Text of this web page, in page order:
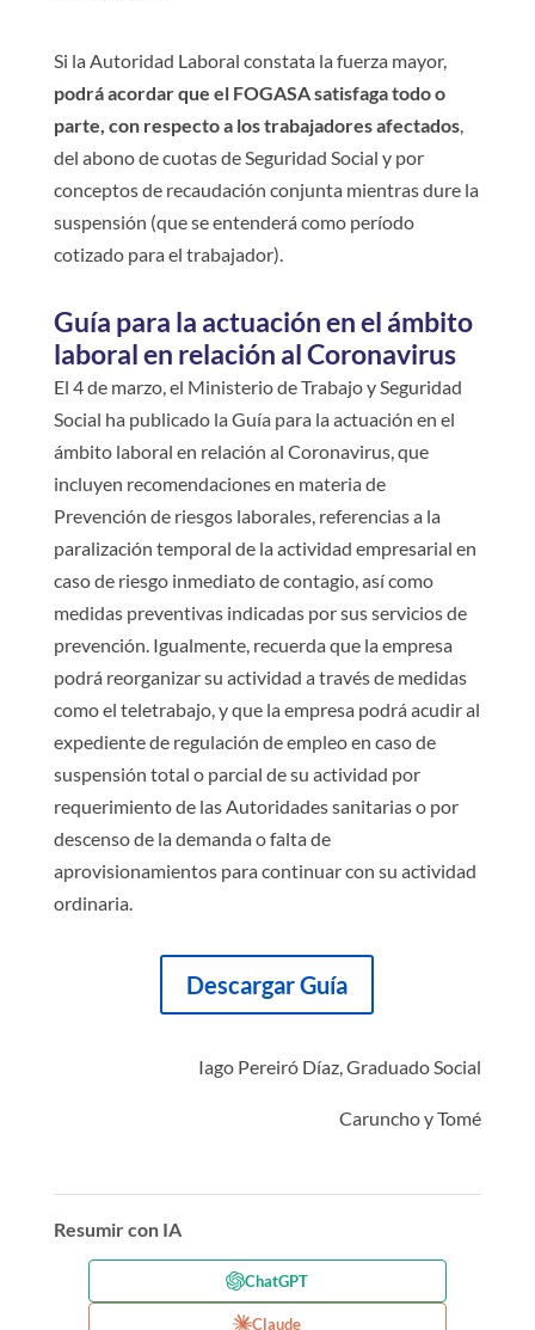
Si la Autoridad Laboral constata la fuerza mayor,
podrá acordar que el FOGASA satisfaga todo o
parte, con respecto a los trabajadores afectados,
del abono de cuotas de Seguridad Social y por
conceptos de recaudación conjunta mientras dure la
suspensión (que se entenderá como período
cotizado para el trabajador).
Guía para la actuación en el ámbito
laboral en relación al Coronavirus
El 4 de marzo, el Ministerio de Trabajo y Seguridad
Social ha publicado la Guía para la actuación en el
ámbito laboral en relación al Coronavirus, que
incluyen recomendaciones en materia de
Prevención de riesgos laborales, referencias a la
paralización temporal de la actividad empresarial en
caso de riesgo inmediato de contagio, así como
medidas preventivas indicadas por sus servicios de
prevención. Igualmente, recuerda que la empresa
podrá reorganizar su actividad a través de medidas
como el teletrabajo, y que la empresa podrá acudir al
expediente de regulación de empleo en caso de
suspensión total o parcial de su actividad por
requerimiento de las Autoridades sanitarias o por
descenso de la demanda o falta de
aprovisionamientos para continuar con su actividad
ordinaria.
Descargar Guía
Iago Pereiró Díaz, Graduado Social
Caruncho y Tomé
Resumir con IA
ChatGPT
Claude